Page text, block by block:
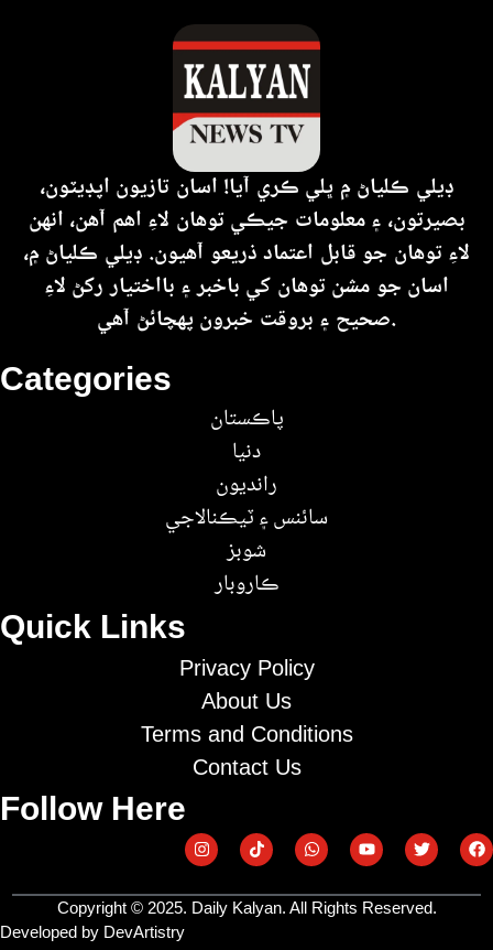
Quick Links
Privacy Policy
About Us
Terms and Conditions
Contact Us
Follow Here
Categories
پاڪستان
دنيا
رانديون
سائنس ۽ ٽيڪنالاجي
شوبز
ڪاروبار
ڊيلي ڪلياڻ ۾ ڀلي ڪري آيا! اسان تازيون اپڊيٽون،
بصيرتون، ۽ معلومات جيڪي توهان لاءِ اهم آهن، انهن
لاءِ توهان جو قابل اعتماد ذريعو آهيون. ڊيلي ڪلياڻ ۾،
اسان جو مشن توهان کي باخبر ۽ بااختيار رکڻ لاءِ
صحيح ۽ بروقت خبرون پهچائڻ آهي.
Copyright © 2025. Daily Kalyan. All Rights Reserved.
Developed by DevArtistry